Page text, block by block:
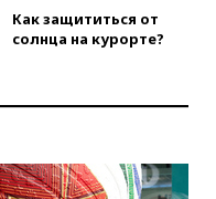
19:45 Памфилова: ЦИК
беспрецедентные
во время
Как защититься от
солнца на курорте?